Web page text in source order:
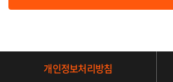
개인정보처리방침